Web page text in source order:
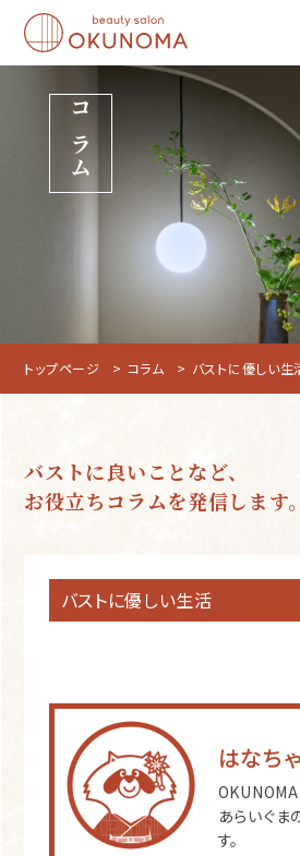
コラム
トップページ コラム バストに優しい生
バストに良いことなど、
お役立ちコラムを発信します。
バストに優しい生活
はなち
OKUNOMA
あらいぐま
す。